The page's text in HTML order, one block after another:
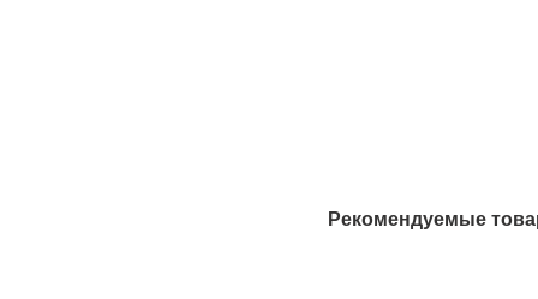
Рекомендуемые